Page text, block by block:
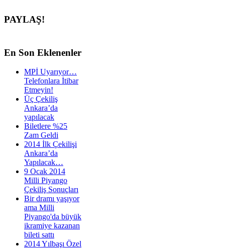
PAYLAŞ!
En Son Eklenenler
MPİ Uyarıyor…
Telefonlara İtibar
Etmeyin!
Üç Çekiliş
Ankara’da
yapılacak
Biletlere %25
Zam Geldi
2014 İlk Çekilişi
Ankara’da
Yapılacak…
9 Ocak 2014
Milli Piyango
Çekiliş Sonuçları
Bir dramı yaşıyor
ama Milli
Piyango'da büyük
ikramiye kazanan
bileti sattı
2014 Yılbaşı Özel